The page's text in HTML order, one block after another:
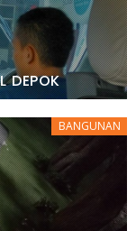
DEPOK
BANGUNAN